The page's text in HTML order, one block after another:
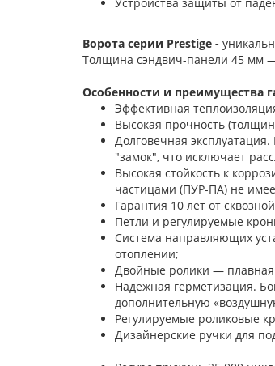
Ворота серии Prestige -
Толщина сэндвич-панели 45 мм
Особенности и преимущества
Эффективная
Высокая прочность
Долговечная
"замок", что исключает
Высокая стойкость к
частицами (ПУР-ПА) не
Гарантия 10 лет от
Петли и регулируемые
Система направляющих
отоплении;
Двойные ролики —
Надежная герметизация.
дополнительную
Регулируемые роликовые
Дизайнерские